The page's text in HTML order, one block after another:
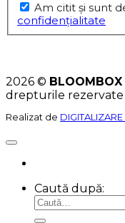
Am citit şi sunt
confidențialitate
2026 ©
drepturile rezervate
Realizat de
Caută după: